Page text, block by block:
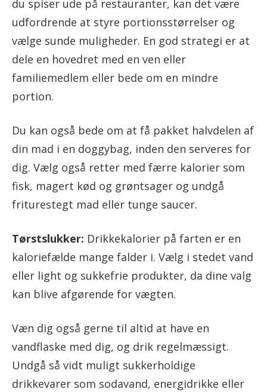
du spiser ude på restauranter, kan det være
udfordrende at styre portionsstørrelser og
vælge sunde muligheder. En god strategi er at
dele en hovedret med en ven eller
familiemedlem eller bede om en mindre
portion.
Du kan også bede om at få pakket halvdelen af
din mad i en doggybag, inden den serveres for
dig. Vælg også retter med færre kalorier som
fisk, magert kød og grøntsager og undgå
friturestegt mad eller tunge saucer.
Tørstslukker: Drikkekalorier på farten er en
kaloriefælde mange falder i. Vælg i stedet vand
eller light og sukkefrie produkter, da dine valg
kan blive afgørende for vægten.
Væn dig også gerne til altid at have en
vandflaske med dig, og drik regelmæssigt.
Undgå så vidt muligt sukkerholdige
drikkevarer som sodavand, energidrikke eller